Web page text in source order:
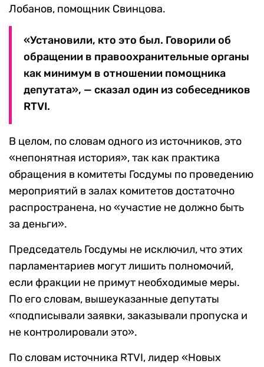
Лобанов, помощник Свинцова.
«Установили, кто это был. Говорили об
обращении в правоохранительные органы
как минимум в отношении помощника
депутата», — сказал один из собеседников
RTVI.
В целом, по словам одного из источников, это
«непонятная история», так как практика
обращения в комитеты Госдумы по проведению
мероприятий в залах комитетов достаточно
распространена, но «участие не должно быть
за деньги».
Председатель Госдумы не исключил, что этих
парламентариев могут лишить полномочий,
если фракции не примут необходимые меры.
По его словам, вышеуказанные депутаты
«подписывали заявки, заказывали пропуска и
не контролировали это».
По словам источника RTVI, лидер «Новых